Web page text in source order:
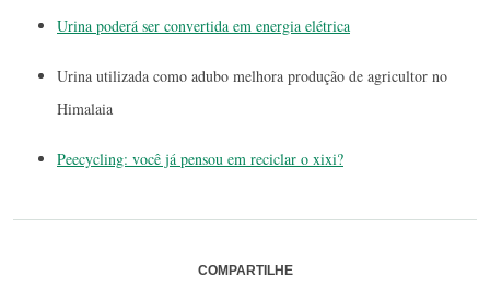
Urina poderá ser convertida em energia elétrica
Urina utilizada como adubo melhora produção de agricultor no
Himalaia
Peecycling: você já pensou em reciclar o xixi?
COMPARTILHE